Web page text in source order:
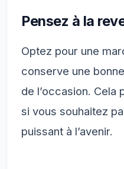
Pensez à la
Optez pour une
conserve une
de l’occasion. Cela
si vous souhaitez
puissant à l’avenir.